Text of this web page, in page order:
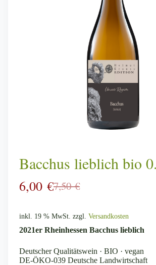
Bacchus lieblich bio
7,50€
Ursprünglicher
Preis
war:
7,50 €
6,00 €
Aktueller
Preis
ist:
6,00 €.
inkl. 19 % MwSt. zzgl. Versandkosten
2021er Rheinhessen Bacchus lieblich
Deutscher Qualitätswein · BIO · vegan
DE-ÖKO-039 Deutsche Landwirtschaft